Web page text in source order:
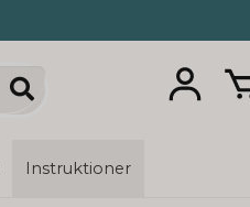
Instruktioner